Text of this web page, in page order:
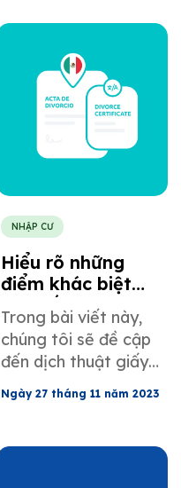
NHẬP CƯ
Hiểu rõ những
điểm khác biệt
tinh tế khi dịch
giấy chứng nhận
ly hôn của Mexico
Trong bài viết này,
chúng tôi sẽ đề cập
đến dịch thuật giấy
chứng nhận ly hôn
của Mexico.
Ngày 27 tháng 11 năm 2023